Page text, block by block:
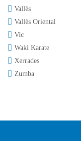
Vallès
Vallès Oriental
Vic
Waki Karate
Xerrades
Zumba